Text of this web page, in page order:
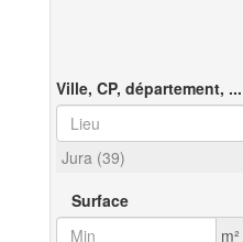
Ville, CP, département, ...
Jura (39)
Surface
m²